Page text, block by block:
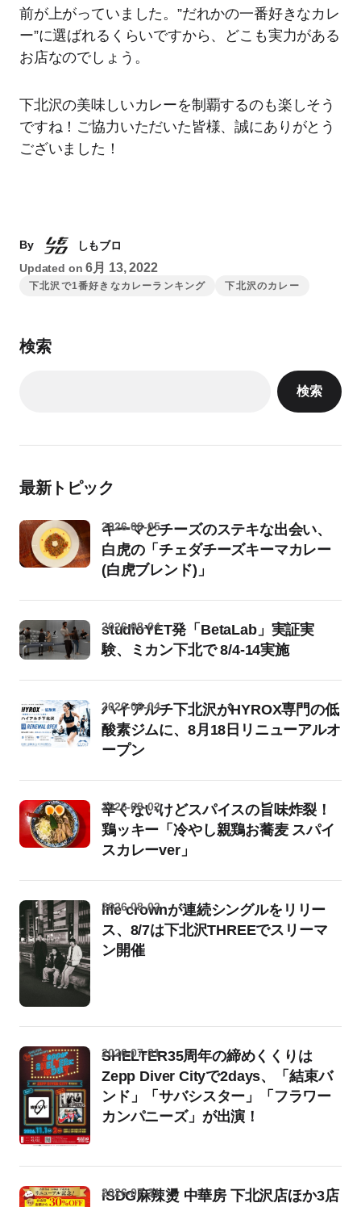
前が上がっていました。”だれかの一番好きなカレ
ー”に選ばれるくらいですから、どこも実力がある
お店なのでしょう。
下北沢の美味しいカレーを制覇するのも楽しそう
ですね！ご協力いただいた皆様、誠にありがとう
ございました！
By
しもブロ
Updated on 6月 13, 2022
下北沢で1番好きなカレーランキング 下北沢のカレー
検索
検索
最新トピック
キーマとチーズのステキな出会い、
白虎の「チェダチーズキーマカレー
(白虎ブレンド)」
2026-08-05
studioYET発「BetaLab」実証実
験、ミカン下北で 8/4-14実施
2026-08-04
ハイアルチ下北沢がHYROX専門の低
酸素ジムに、8月18日リニューアルオ
ープン
2026-08-04
辛くないけどスパイスの旨味炸裂！
鶏ッキー「冷やし親鶏お蕎麦 スパイ
スカレーver」
2026-08-02
life crownが連続シングルをリリー
ス、8/7は下北沢THREEでスリーマ
ン開催
2026-08-02
SHELTER35周年の締めくくりは
Zepp Diver Cityで2days、「結束バ
ンド」「サバシスター」「フラワー
カンパニーズ」が出演！
2026-07-31
iSDG麻辣燙 中華房 下北沢店ほか3店
2026-07-31